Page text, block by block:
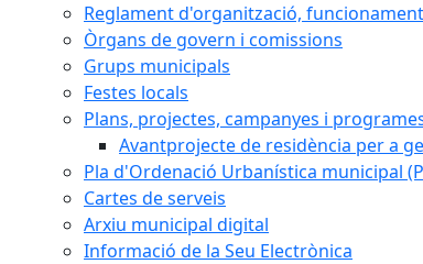
Reglament d'organització,
Òrgans de govern i comissions
Grups municipals
Festes locals
Plans, projectes, campanyes i
Avantprojecte de residència per a
Pla d'Ordenació Urbanística municipal
Cartes de serveis
Arxiu municipal digital
Informació de la Seu Electrònica